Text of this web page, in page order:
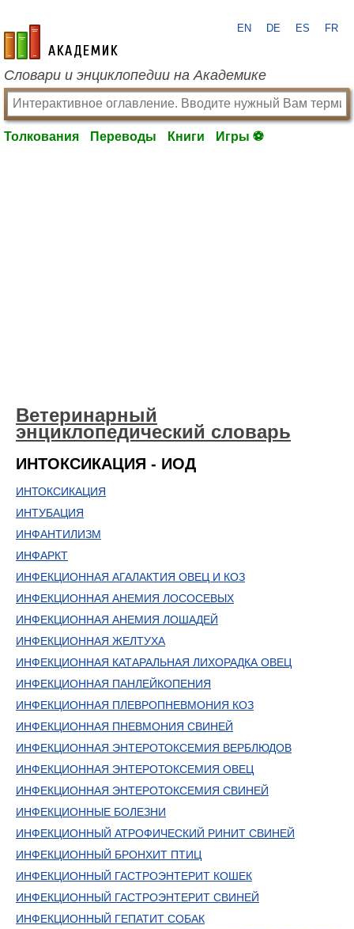
academic.ru
EN DE ES FR
Словари и энциклопедии на Академике
Толкования Переводы Книги Игры ⚽
Ветеринарный
энциклопедический словарь
ИНТОКСИКАЦИЯ - ИОД
ИНТОКСИКАЦИЯ
ИНТУБАЦИЯ
ИНФАНТИЛИЗМ
ИНФАРКТ
ИНФЕКЦИОННАЯ АГАЛАКТИЯ ОВЕЦ И КОЗ
ИНФЕКЦИОННАЯ АНЕМИЯ ЛОСОСЕВЫХ
ИНФЕКЦИОННАЯ АНЕМИЯ ЛОШАДЕЙ
ИНФЕКЦИОННАЯ ЖЕЛТУХА
ИНФЕКЦИОННАЯ КАТАРАЛЬНАЯ ЛИХОРАДКА ОВЕЦ
ИНФЕКЦИОННАЯ ПАНЛЕЙКОПЕНИЯ
ИНФЕКЦИОННАЯ ПЛЕВРОПНЕВМОНИЯ КОЗ
ИНФЕКЦИОННАЯ ПНЕВМОНИЯ СВИНЕЙ
ИНФЕКЦИОННАЯ ЭНТЕРОТОКСЕМИЯ ВЕРБЛЮДОВ
ИНФЕКЦИОННАЯ ЭНТЕРОТОКСЕМИЯ ОВЕЦ
ИНФЕКЦИОННАЯ ЭНТЕРОТОКСЕМИЯ СВИНЕЙ
ИНФЕКЦИОННЫЕ БОЛЕЗНИ
ИНФЕКЦИОННЫЙ АТРОФИЧЕСКИЙ РИНИТ СВИНЕЙ
ИНФЕКЦИОННЫЙ БРОНХИТ ПТИЦ
ИНФЕКЦИОННЫЙ ГАСТРОЭНТЕРИТ КОШЕК
ИНФЕКЦИОННЫЙ ГАСТРОЭНТЕРИТ СВИНЕЙ
ИНФЕКЦИОННЫЙ ГЕПАТИТ СОБАК